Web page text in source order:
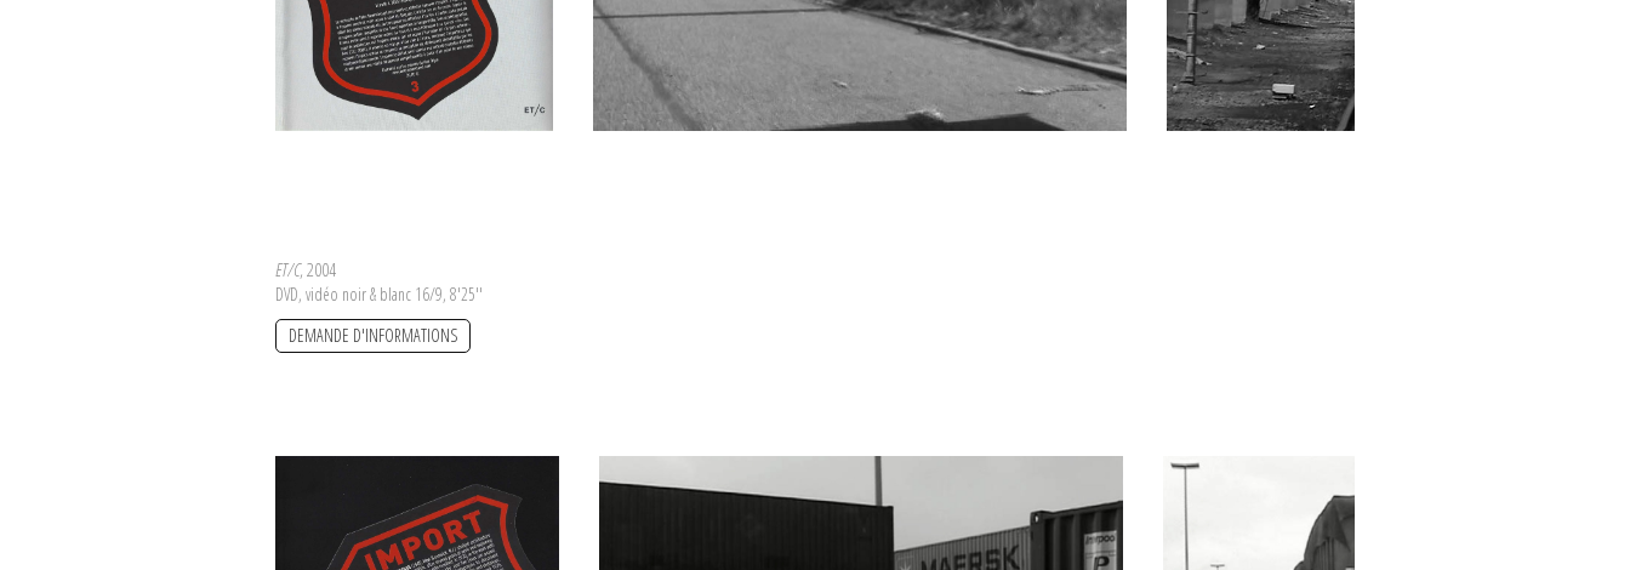
ET/C, 2004
DVD, vidéo noir & blanc 16/9, 8'25''
DEMANDE D'INFORMATIONS